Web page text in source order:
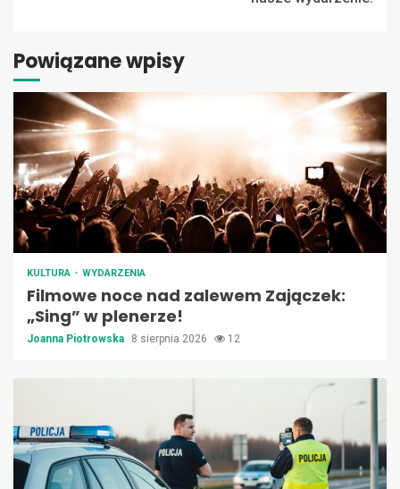
Powiązane wpisy
KULTURA WYDARZENIA
Filmowe noce nad zalewem Zajączek:
„Sing” w plenerze!
Joanna Piotrowska 8 sierpnia 2026 12